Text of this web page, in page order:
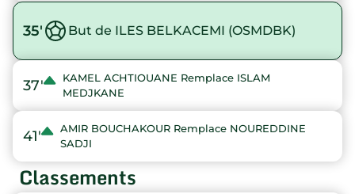
35' But de ILES BELKACEMI (OSMDBK)
37'
KAMEL ACHTIOUANE Remplace ISLAM
MEDJKANE
41'
AMIR BOUCHAKOUR Remplace NOUREDDINE
SADJI
Classements